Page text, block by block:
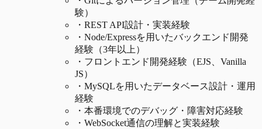
験）
・ REST API設計・実装経験
・ Node/Expressを用いたバックエンド開発
経験（3年以上）
・ フロントエンド開発経験（EJS、Vanilla
JS）
・ MySQLを用いたデータベース設計・運用
経験
・ 本番環境でのデバッグ・障害対応経験
・ WebSocket通信の理解と実装経験